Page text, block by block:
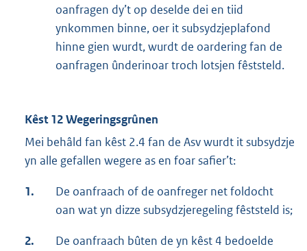
oanfragen dy’t op deselde dei en tiid
ynkommen binne, oer it subsydzjeplafond
hinne gien wurdt, wurdt de oardering fan de
oanfragen ûnderinoar troch lotsjen fêststeld.
Kêst 12 Wegeringsgrûnen
Mei behâld fan kêst 2.4 fan de Asv wurdt it subsydzje
yn alle gefallen wegere as en foar safier’t:
1.
De oanfraach of de oanfreger net foldocht
oan wat yn dizze subsydzjeregeling fêststeld is;
2.
De oanfraach bûten de yn kêst 4 bedoelde